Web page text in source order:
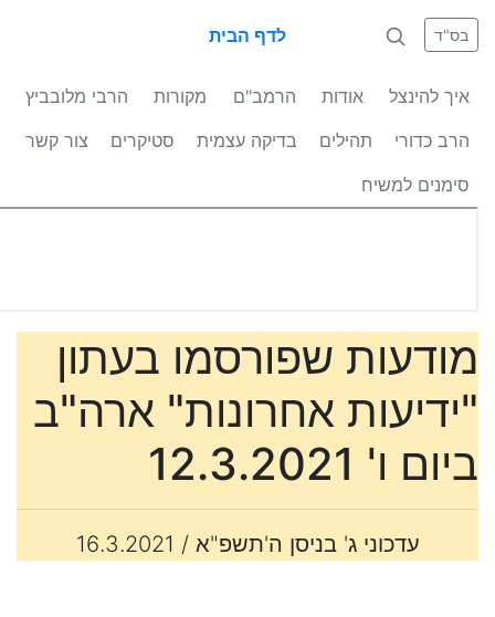
לדף הבית בס"ד
איך להינצל אודות הרמב"ם מקורות
הרבי מלובביץ
הרב כדורי
תהילים בדיקה עצמית סטיקרים
צור קשר
סימנים למשיח
מודעות שפורסמו בעתון
"ידיעות אחרונות" ארה"ב
ביום ו' 12.3.2021
עדכוני ג' בניסן ה'תשפ"א / 16.3.2021